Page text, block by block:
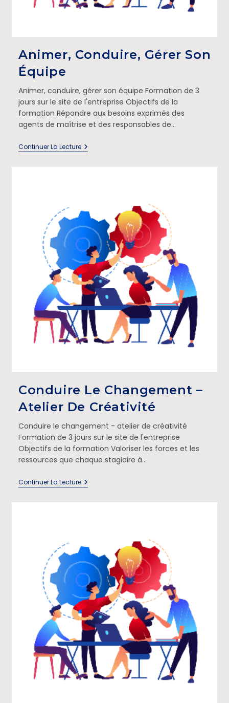
Animer, Conduire, Gérer Son
Équipe
Animer, conduire, gérer son équipe Formation de 3
jours sur le site de l'entreprise Objectifs de la
formation Répondre aux besoins exprimés des
agents de maîtrise et des responsables de…
Continuer La Lecture
Conduire Le Changement –
Atelier De Créativité
Conduire le changement - atelier de créativité
Formation de 3 jours sur le site de l'entreprise
Objectifs de la formation Valoriser les forces et les
ressources que chaque stagiaire à…
Continuer La Lecture